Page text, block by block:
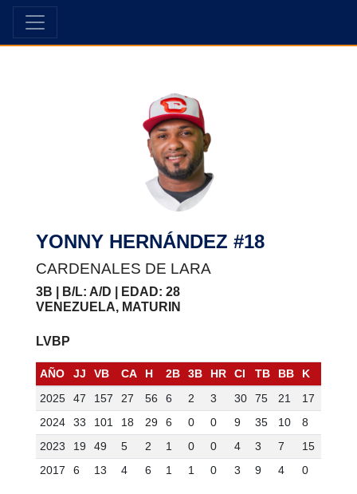
YONNY HERNÁNDEZ #18
CARDENALES DE LARA
3B | B/L: A/D | EDAD: 28
VENEZUELA, MATURIN
LVBP
AÑO JJ VB CA H 2B 3B HR CI TB BB K
2025
47 157 27 56 6 2 3 30 75 21 17
2024
33 101 18 29 6 0 0 9 35 10 8
2023
19 49 5 2 1 0 0 4 3 7 15
2017
6 13 4 6 1 1 0 3 9 4 0